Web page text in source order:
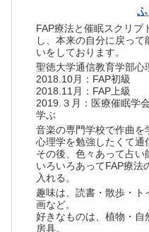
FAP療法と催眠スクリプ
し、本来の自分に戻っ
いをしております。
聖徳大学通信教育学部心
2018.10月：FAP初級
2018.11月：FAP上級
2019.３月：医療催眠学
学ぶ
音楽の専門学校で作曲を
心理学を勉強したくて通
その後、色々あって占い
いろいろあってFAP療法
入れる。
趣味は、読書・散歩・ト
画など。
好きなものは、植物・自
房具。